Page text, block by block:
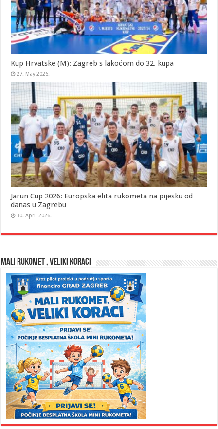
Kup Hrvatske (M): Zagreb s lakoćom do 32. kupa
27. May 2026.
Jarun Cup 2026: Europska elita rukometa na pijesku od
danas u Zagrebu
30. April 2026.
MALI RUKOMET , VELIKI KORACI